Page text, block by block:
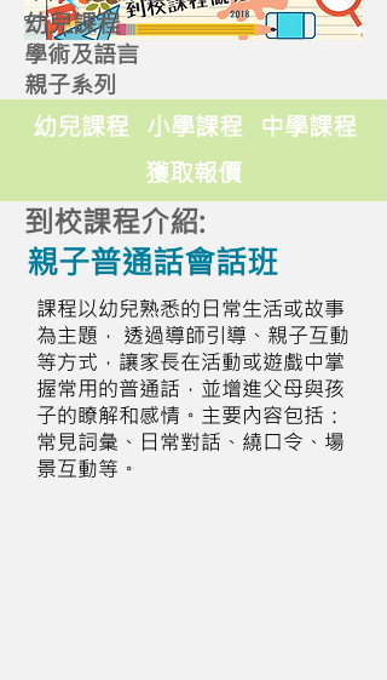
幼兒課程
學術及語言
親子系列
幼兒課程 小學課程
中學課程
獲取報價
到校課程介紹:
親子普通話會話班
課程以幼兒熟悉的日常生活或故事
為主題， 透過導師引導、親子互動
等方式，讓家長在活動或遊戲中掌
握常用的普通話，並增進父母與孩
子的瞭解和感情。主要內容包括：
常見詞彙、日常對話、繞口令、場
景互動等。